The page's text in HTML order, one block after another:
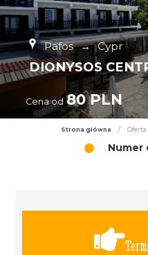
Pafos → Cypr
DIONYSOS
Cena od 80 PLN
Strona główna / Oferta
Numer